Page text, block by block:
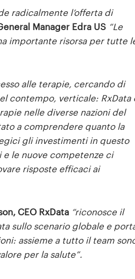
radicalmente l’offerta di
Manager Edra US “Le
importante risorsa per tutte
alle terapie, cercando di
contempo, verticale: RxData
nelle diverse nazioni del
a comprendere quanto la
gli investimenti in questo
e le nuove competenze ci
risposte efficaci ai
CEO RxData “riconosce il
sullo scenario globale e
assieme a tutto il team
per la salute”.